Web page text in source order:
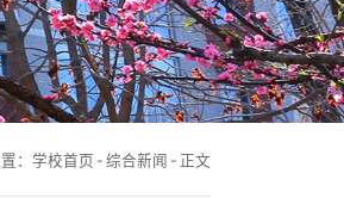
： 学校首页 - 综合新闻 - 正文